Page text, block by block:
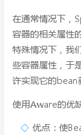
在通常情况下，
容器的相关属性
特殊情况下，我
些容器属性，于
许实现它的bean
使用Aware的优
优点：使